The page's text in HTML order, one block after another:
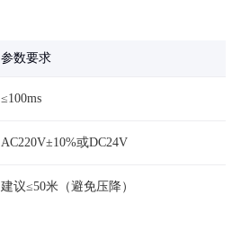
参数要求
≤100ms
AC220V±10%或DC24V
建议≤50米（避免压降）